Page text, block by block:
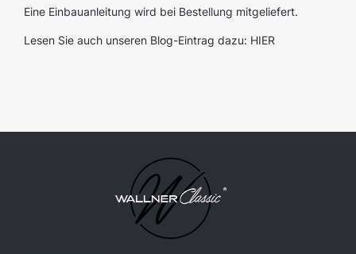
Eine Einbauanleitung wird bei Bestellung mitgeliefert.
Lesen Sie auch unseren Blog-Eintrag dazu: HIER